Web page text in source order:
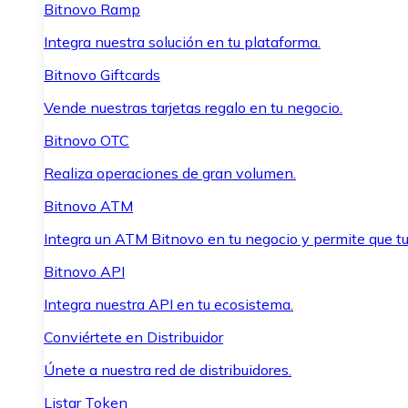
Bitnovo Ramp
Integra nuestra solución en tu plataforma.
Bitnovo Giftcards
Vende nuestras tarjetas regalo en tu negocio.
Bitnovo OTC
Realiza operaciones de gran volumen.
Bitnovo ATM
Integra un ATM Bitnovo en tu negocio y permite que
Bitnovo API
Integra nuestra API en tu ecosistema.
Conviértete en Distribuidor
Únete a nuestra red de distribuidores.
Listar Token